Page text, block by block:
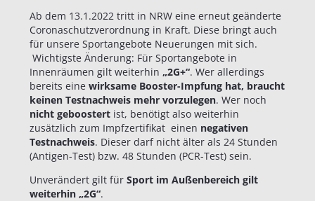
Ab dem 13.1.2022 tritt in NRW eine erneut geänderte
Coronaschutzverordnung in Kraft. Diese bringt auch
für unsere Sportangebote Neuerungen mit sich.
Wichtigste Änderung: Für Sportangebote in
Innenräumen gilt weiterhin „2G+“. Wer allerdings
bereits eine wirksame Booster-Impfung hat, braucht
keinen Testnachweis mehr vorzulegen. Wer noch
nicht geboostert ist, benötigt also weiterhin
zusätzlich zum Impfzertifikat einen negativen
Testnachweis. Dieser darf nicht älter als 24 Stunden
(Antigen-Test) bzw. 48 Stunden (PCR-Test) sein.
Unverändert gilt für Sport im Außenbereich gilt
weiterhin „2G“.